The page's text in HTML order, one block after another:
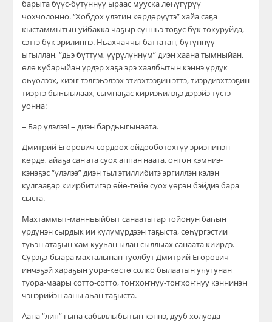
барыта бүүс-бүтүннүү ыраас мууска лөһүгүрүү
чохчолонно. “Хобдох үлэтин көрдөрүүтэ” хайа саҕа
кыстаммытын уйбакка чаҕыр сүнньэ тоҕус бүк токуруйда,
сэттэ бүк эрилиннэ. Ньахчаччы баттатан, бүтүннүү
ыгыллан, “дьэ бүттүм, үүрүлүннүм” диэн хаана тымныйан,
өлө кубарыйан үрдэр хаҕа эрэ хаалбытын кэннэ үрдүк
өһүөлээх, киэҥ тэлгэһэлээх этиэхтээҕин эттэ, тиэрдиэхтээҕин
тиэртэ быһыылаах, сымнаҕас кириэһилэҕэ дэрэйэ түстэ
уонна:
– Бар үлэлээ! – диэн бардьыгынаата.
Дмитрий Егорович сордоох өйдөөбөтөхтүү эриэнинэн
көрдө, айаҕа саҥата суох аппаҥнаата, онтон кэмниэ-
кэнэҕэс “үлэлээ” диэн тыл этиллибитэ эргиллэн кэлэн
кулгааҕар киирбитигэр өйө-төйө суох үөрэн бэйдиэ бара
сыста.
Махтаммыт-манньыйбыт санаатыгар тойонун баһын
үрдүнэн сырдык ии күлүмүрдээн таҕыста, сөһүргэстии
түһэн атаҕын хам кууһан ылан сыллыах санаата киирдэ.
Сүрэҕэ-быара махталынан туолбут Дмитрий Егорович
инчэҕэй хараҕын уора-көстө солко былаатын уһугунан
туора-маары сотто-сотто, тоҥхоҥнуу-тоҥхоҥнуу кэннинэн
чэнэрийэн ааны аһан таҕыста.
Аана “лип” гына сабыллыбытын кэннэ, дууб холуода